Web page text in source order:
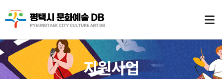
지원사업